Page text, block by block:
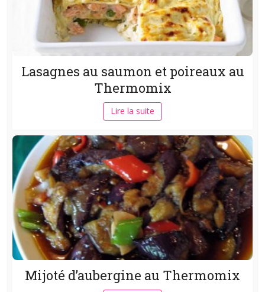
Lasagnes au saumon et poireaux au
Thermomix
Lire la suite
Mijoté d’aubergine au Thermomix